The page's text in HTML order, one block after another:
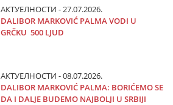
АКТУЕЛНОСТИ - 27.07.2026.
DALIBOR MARKOVIĆ PALMA VODI U
GRČKU 500 LJUD
АКТУЕЛНОСТИ - 08.07.2026.
DALIBOR MARKOVIĆ PALMA: BORIĆEMO SE
DA I DALJE BUDEMO NAJBOLJI U SRBIJI